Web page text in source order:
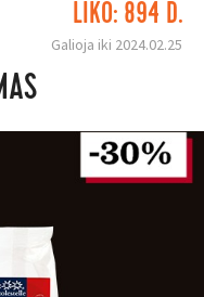
LIKO: 894 D.
Galioja iki 2024.02.25